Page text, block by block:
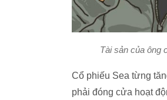
Tài sản của ông
Cổ phiếu Sea từng
phải đóng cửa hoạt